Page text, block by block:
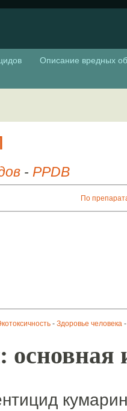
Описание вредных
- PPDB
По
- Здоровье человека
основная